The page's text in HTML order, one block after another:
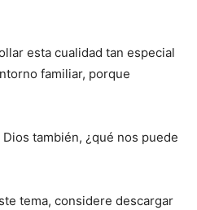
esta cualidad tan especial
familiar, porque
también, ¿qué nos puede
tema, considere descargar